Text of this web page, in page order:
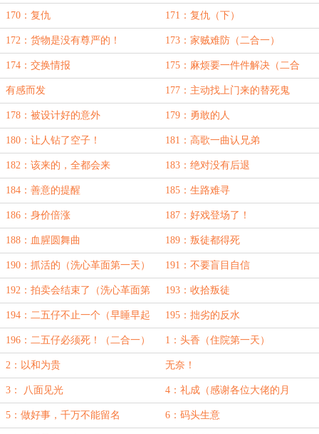
170：复仇 171：复仇（下）
172：货物是没有尊严的！ 173：家贼难防（二合一）
174：交换情报 175：麻烦要一件件解决（二合
一）
有感而发 177：主动找上门来的替死鬼
178：被设计好的意外 179：勇敢的人
180：让人钻了空子！ 181：高歌一曲认兄弟
182：该来的，全都会来 183：绝对没有后退
184：善意的提醒 185：生路难寻
186：身价倍涨 187：好戏登场了！
188：血腥圆舞曲 189：叛徒都得死
190：抓活的（洗心革面第一天） 191：不要盲目自信
192：拍卖会结束了（洗心革面第
二天）
193：收拾叛徒
194：二五仔不止一个（早睡早起
第一天）
195：拙劣的反水
196：二五仔必须死！（二合一） 1：头香（住院第一天）
2：以和为贵 无奈！
3： 八面见光 4：礼成（感谢各位大佬的月
票！）
5：做好事，千万不能留名 6：码头生意